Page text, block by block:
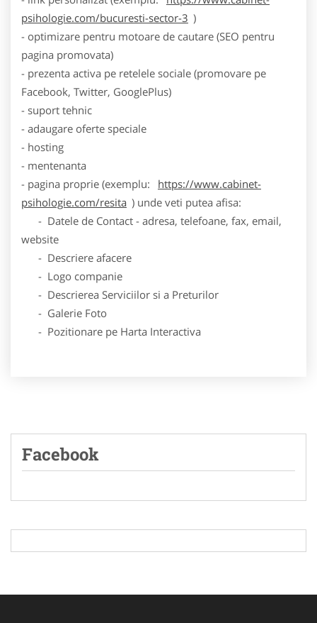
psihologie.com/bucuresti-sector-3 )
- optimizare pentru motoare de cautare (SEO pentru
pagina promovata)
- prezenta activa pe retelele sociale (promovare pe
Facebook, Twitter, GooglePlus)
- suport tehnic
- adaugare oferte speciale
- hosting
- mentenanta
- pagina proprie (exemplu:
https://www.cabinet-
psihologie.com/resita ) unde veti putea afisa:
- Datele de Contact - adresa, telefoane, fax, email,
website
- Descriere afacere
- Logo companie
- Descrierea Serviciilor si a Preturilor
- Galerie Foto
- Pozitionare pe Harta Interactiva
Facebook